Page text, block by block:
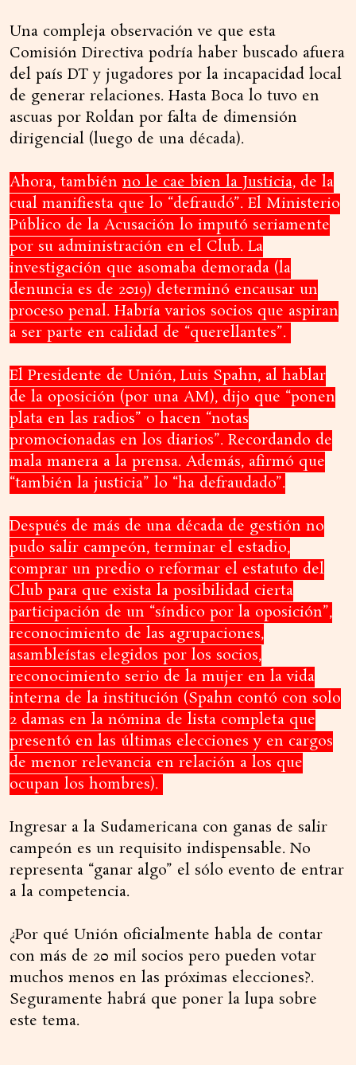
Una compleja observación ve que esta
Comisión Directiva podría haber buscado afuera
del país DT y jugadores por la incapacidad local
de generar relaciones. Hasta Boca lo tuvo en
ascuas por Roldan por falta de dimensión
dirigencial (luego de una década).
Ahora, también no le cae bien la Justicia, de la
cual manifiesta que lo “defraudó”. El Ministerio
Público de la Acusación lo imputó seriamente
por su administración en el Club. La
investigación que asomaba demorada (la
denuncia es de 2019) determinó encausar un
proceso penal. Habría varios socios que aspiran
a ser parte en calidad de “querellantes”.
El Presidente de Unión, Luis Spahn, al hablar
de la oposición (por una AM), dijo que “ponen
plata en las radios” o hacen “notas
promocionadas en los diarios”. Recordando de
mala manera a la prensa. Además, afirmó que
“también la justicia” lo “ha defraudado”.
Después de más de una década de gestión no
pudo salir campeón, terminar el estadio,
comprar un predio o reformar el estatuto del
Club para que exista la posibilidad cierta
participación de un “síndico por la oposición”,
reconocimiento de las agrupaciones,
asambleístas elegidos por los socios,
reconocimiento serio de la mujer en la vida
interna de la institución (Spahn contó con solo
2 damas en la nómina de lista completa que
presentó en las últimas elecciones y en cargos
de menor relevancia en relación a los que
ocupan los hombres).
Ingresar a la Sudamericana con ganas de salir
campeón es un requisito indispensable. No
representa “ganar algo” el sólo evento de entrar
a la competencia.
¿Por qué Unión oficialmente habla de contar
con más de 20 mil socios pero pueden votar
muchos menos en las próximas elecciones?.
Seguramente habrá que poner la lupa sobre
este tema.